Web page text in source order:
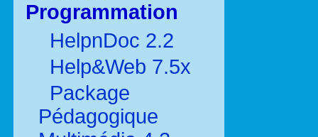
Programmation
HelpnDoc 2.2
Help&Web 7.5x
Package
Pédagogique